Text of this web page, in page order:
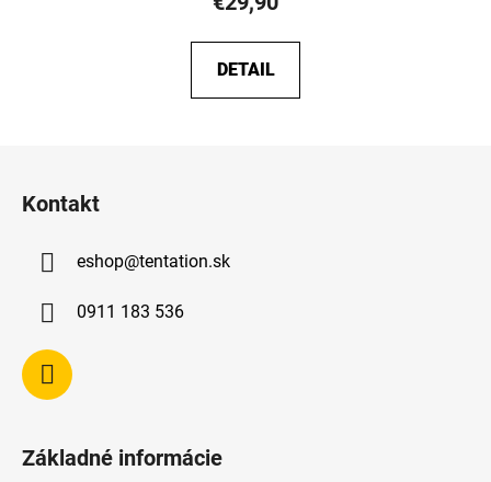
DETAIL
Kontakt
eshop@tentation.sk
0911 183 536
Základné informácie